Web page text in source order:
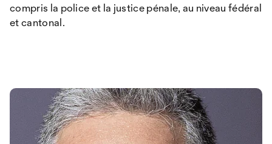
compris la police et la justice pénale, au niveau fédéral
et cantonal.